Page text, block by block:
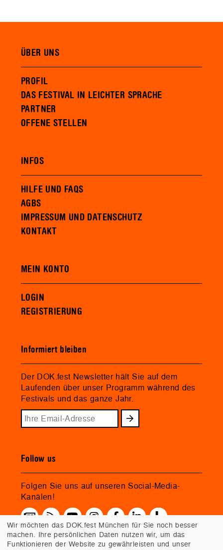
ÜBER UNS
PROFIL
DAS FESTIVAL IN LEICHTER SPRACHE
PARTNER
OFFENE STELLEN
INFOS
HILFE UND FAQS
AGBS
IMPRESSUM UND DATENSCHUTZ
KONTAKT
MEIN KONTO
LOGIN
REGISTRIERUNG
Informiert bleiben
Der DOK.fest Newsletter hält Sie auf dem
Laufenden über unser Programm während des
Festivals und das ganze Jahr.
Follow us
Folgen Sie uns auf unseren Social-Media-
Kanälen!
Wir möchten das DOK.fest München für Sie noch besser
machen. Ihre persönlichen Daten nutzen wir, um das
Funktionieren der Website zu gewährleisten und unser